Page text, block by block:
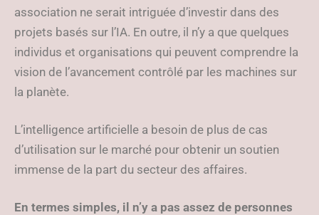
association ne serait intriguée d’investir dans des
projets basés sur l’IA. En outre, il n’y a que quelques
individus et organisations qui peuvent comprendre la
vision de l’avancement contrôlé par les machines sur
la planète.
L’intelligence artificielle a besoin de plus de cas
d’utilisation sur le marché pour obtenir un soutien
immense de la part du secteur des affaires.
En termes simples, il n’y a pas assez de personnes